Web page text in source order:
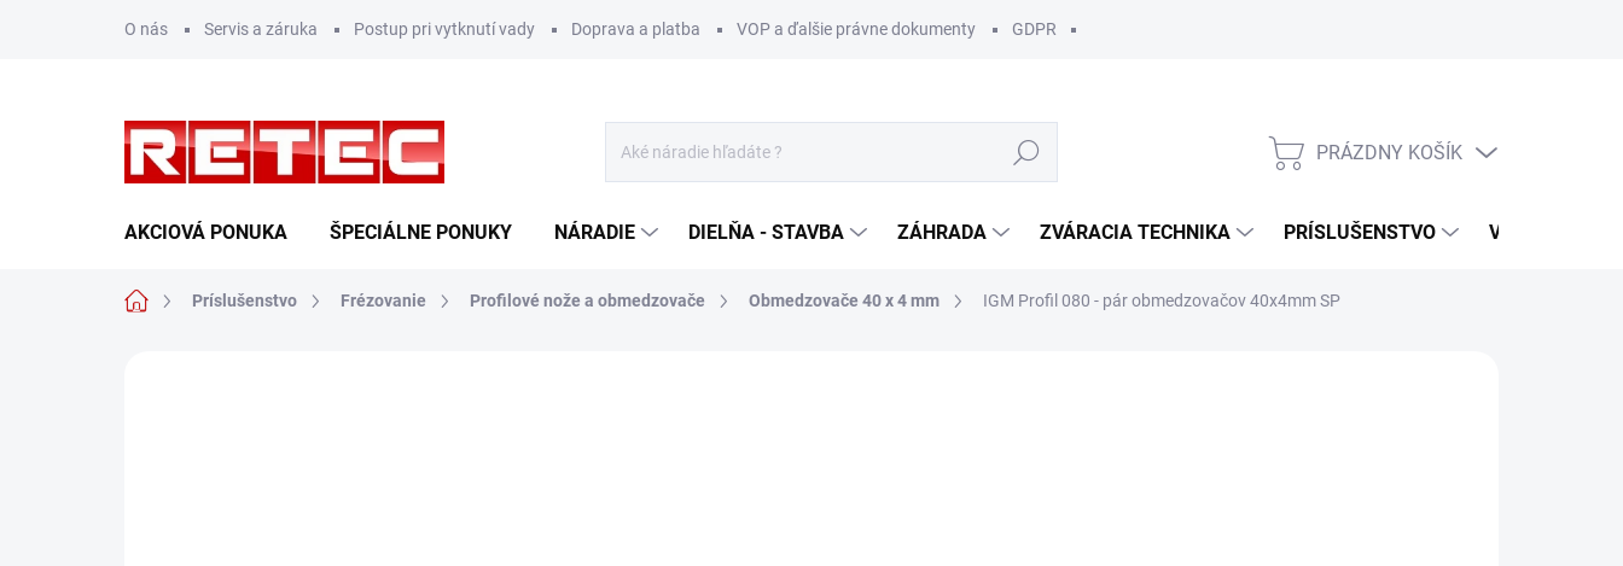
O nás Servis a záruka Postup pri vytknutí vady Doprava a platba VOP a ďalšie právne dokumenty GDPR
Hľadať
NÁKUPNÝ
PRÁZDNY KOŠÍK
AKCIOVÁ PONUKA ŠPECIÁLNE PONUKY NÁRADIE DIELŇA - STAVBA ZÁHRADA ZVÁRACIA TECHNIKA PRÍSLUŠENSTVO VÝROBCOVIA
DomovPríslušenstvo Frézovanie Profilové nože a obmedzovače Obmedzovače 40 x 4 mm IGM Profil 080 - pár obmedzovačov 40x4mm SP